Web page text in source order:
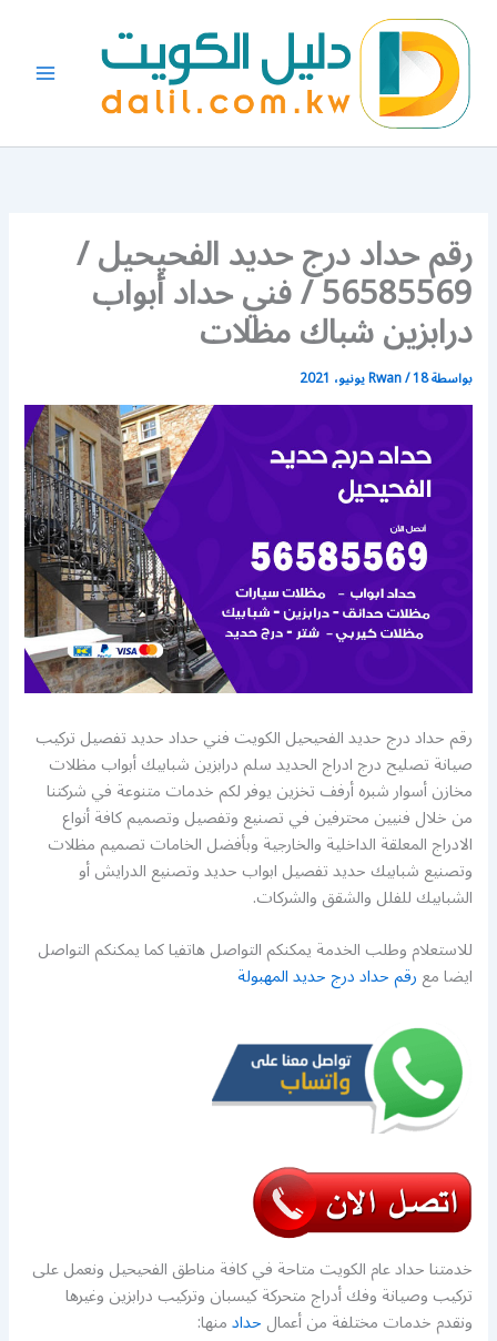
المحتوى
رقم حداد درج حديد الفحيحيل /
56585569 / فني حداد أبواب
درابزين شباك مظلات
بواسطة Rwan/18 يونيو، 2021
رقم حداد درج حديد الفحيحيل الكويت فني حداد حديد تفصيل تركيب
صيانة تصليح درج ادراج الحديد سلم درابزين شبابيك أبواب مظلات
مخازن أسوار شبره أرفف تخزين يوفر لكم خدمات متنوعة في شركتنا
من خلال فنيين محترفين في تصنيع وتفصيل وتصميم كافة أنواع
الادراج المعلقة الداخلية والخارجية وبأفضل الخامات تصميم مظلات
وتصنيع شبابيك حديد تفصيل ابواب حديد وتصنيع الدرايش أو
الشبابيك للفلل والشقق والشركات.
للاستعلام وطلب الخدمة يمكنكم التواصل هاتفيا كما يمكنكم التواصل
ايضا معرقم حداد درج حديد المهبولة
خدمتنا حداد عام الكويت متاحة في كافة مناطق الفحيحيل ونعمل على
تركيب وصيانة وفك أدراج متحركة كيسبان وتركيب درابزين وغيرها
ونقدم خدمات مختلفة من أعمالحدادمنها: